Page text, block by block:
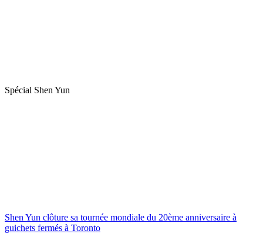
Spécial Shen Yun
Shen Yun clôture sa tournée mondiale du 20ème anniversaire à
guichets fermés à Toronto